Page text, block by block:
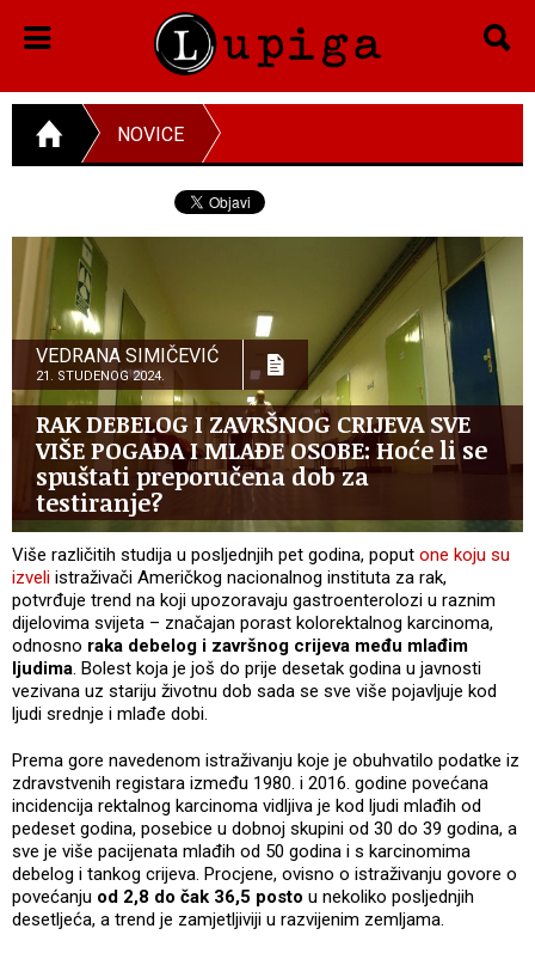
NOVICE
VEDRANA SIMIČEVIĆ
21. STUDENOG 2024.
RAK DEBELOG I ZAVRŠNOG CRIJEVA SVE
VIŠE POGAĐA I MLAĐE OSOBE: Hoće li se
spuštati preporučena dob za
testiranje?
Više različitih studija u posljednjih pet godina, poput one koju su
izveli istraživači Američkog nacionalnog instituta za rak,
potvrđuje trend na koji upozoravaju gastroenterolozi u raznim
dijelovima svijeta – značajan porast kolorektalnog karcinoma,
odnosno raka debelog i završnog crijeva među mlađim
ljudima. Bolest koja je još do prije desetak godina u javnosti
vezivana uz stariju životnu dob sada se sve više pojavljuje kod
ljudi srednje i mlađe dobi.
Prema gore navedenom istraživanju koje je obuhvatilo podatke iz
zdravstvenih registara između 1980. i 2016. godine povećana
incidencija rektalnog karcinoma vidljiva je kod ljudi mlađih od
pedeset godina, posebice u dobnoj skupini od 30 do 39 godina, a
sve je više pacijenata mlađih od 50 godina i s karcinomima
debelog i tankog crijeva. Procjene, ovisno o istraživanju govore o
povećanju od 2,8 do čak 36,5 posto u nekoliko posljednjih
desetljeća, a trend je zamjetljiviji u razvijenim zemljama.